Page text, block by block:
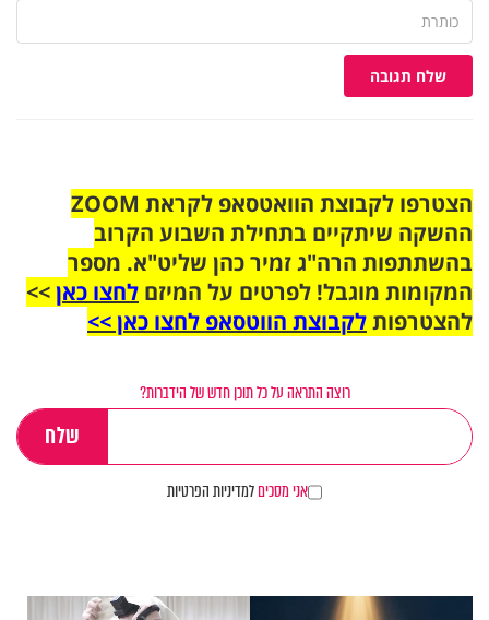
שלח תגובה
הצטרפו לקבוצת הוואטסאפ לקראת ZOOM
ההשקה שיתקיים בתחילת השבוע הקרוב
בהשתתפות הרה"ג זמיר כהן שליט"א. מספר
המקומות מוגבל! לפרטים על המיזם לחצו כאן>>
להצטרפותלקבוצת הווטסאפ לחצו כאן >>
רוצה התראה על כל תוכן חדש של הידברות?
אני מסכיםלמדיניות הפרטיות